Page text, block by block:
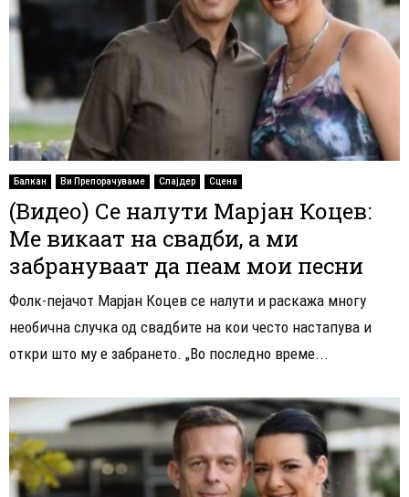
Балкан Ви Препорачуваме Слајдер Сцена
(Видео) Се налути Марјан Коцев:
Ме викаат на свадби, а ми
забрануваат да пеам мои песни
Фолк-пејачот Марјан Коцев се налути и раскажа многу
необична случка од свадбите на кои често настапува и
откри што му е забрането. „Во последно време...